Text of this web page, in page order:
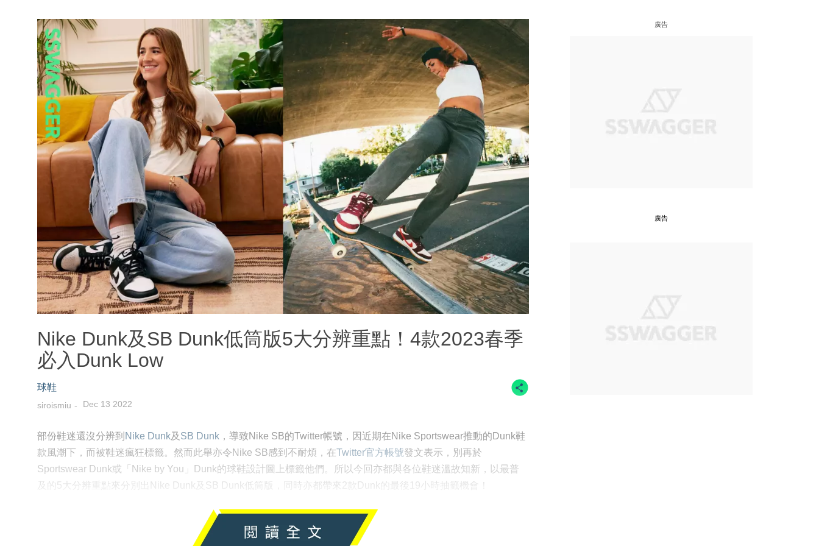
Nike Dunk及SB Dunk低筒版5大分辨重點！4款2023春季
必入Dunk Low
球鞋
siroismiu Dec 13 2022
部份鞋迷還沒分辨到 Nike Dunk及 SB Dunk ，導致Nike SB的Twitter帳號，因近期在Nike Sportswear推動的Dunk鞋
款風潮下，而被鞋迷瘋狂標籤。然而此舉亦令Nike SB感到不耐煩，在Twitter官方帳號發文表示，別再於
Sportswear Dunk或「Nike by You」Dunk的球鞋設計圖上標籤他們。所以今回亦都與各位鞋迷溫故知新，以最普
及的5大分辨重點來分別出Nike Dunk及SB Dunk低筒版，同時亦都帶來2款Dunk的最後19小時抽籤機會！
廣告
廣告